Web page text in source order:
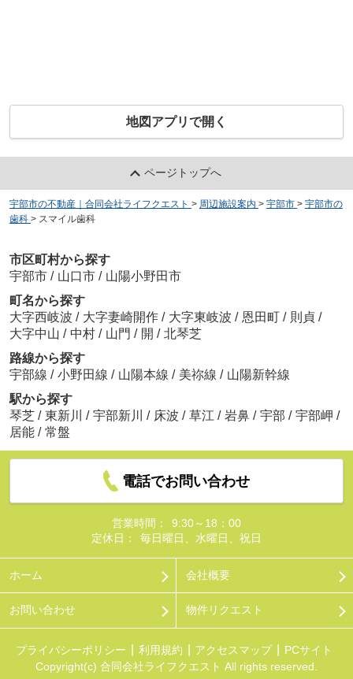
地図アプリで開く
ページトップへ
宇部市の不動産｜合同会社ライフクエスト > 周辺施設案内 > 宇部市 > 宇部市の
歯科 > スマイル歯科
市区町村から探す
宇部市 / 山口市 / 山陽小野田市
町名から探す
大字西岐波 / 大字妻崎開作 / 大字東岐波 / 恩田町 / 則貞 /
大字中山 / 中村 / 山門 / 開 / 北琴芝
路線から探す
宇部線 / 小野田線 / 山陽本線 / 美祢線 / 山陽新幹線
駅から探す
琴芝 / 東新川 / 宇部新川 / 床波 / 草江 / 岩鼻 / 宇部 / 宇部岬 /
居能 / 常盤
電話でお問い合わせ
営業時間：
9:30～18：00
定休日：
毎日曜日、水曜日、祝日
ホーム 会社概要
お問い合わせ 物件リクエスト
プライバシーポリシー 利用規約 アクセスマップ
PCサイト
Copyright(c) 合同会社ライフクエスト All rights reserved.